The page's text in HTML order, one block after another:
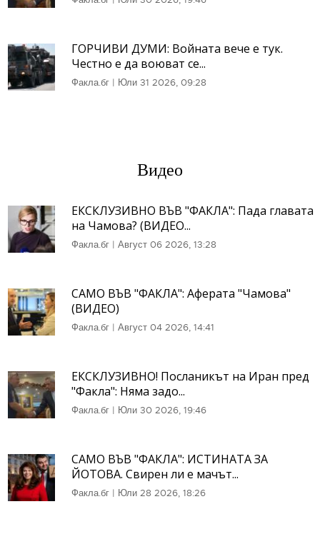
ГОРЧИВИ ДУМИ: Войната вече е тук.
Честно е да воюват се...
Факла.бг | Юли 31 2026, 09:28
Видео
ЕКСКЛУЗИВНО ВЪВ "ФАКЛА": Пада главата
на Чамова? (ВИДЕО...
Факла.бг | Август 06 2026, 13:28
САМО ВЪВ "ФАКЛА": Аферата "Чамова"
(ВИДЕО)
Факла.бг | Август 04 2026, 14:41
ЕКСКЛУЗИВНО! Посланикът на Иран пред
"Факла": Няма задо...
Факла.бг | Юли 30 2026, 19:46
САМО ВЪВ "ФАКЛА": ИСТИНАТА ЗА
ЙОТОВА. Свирен ли е мачът...
Факла.бг | Юли 28 2026, 18:26